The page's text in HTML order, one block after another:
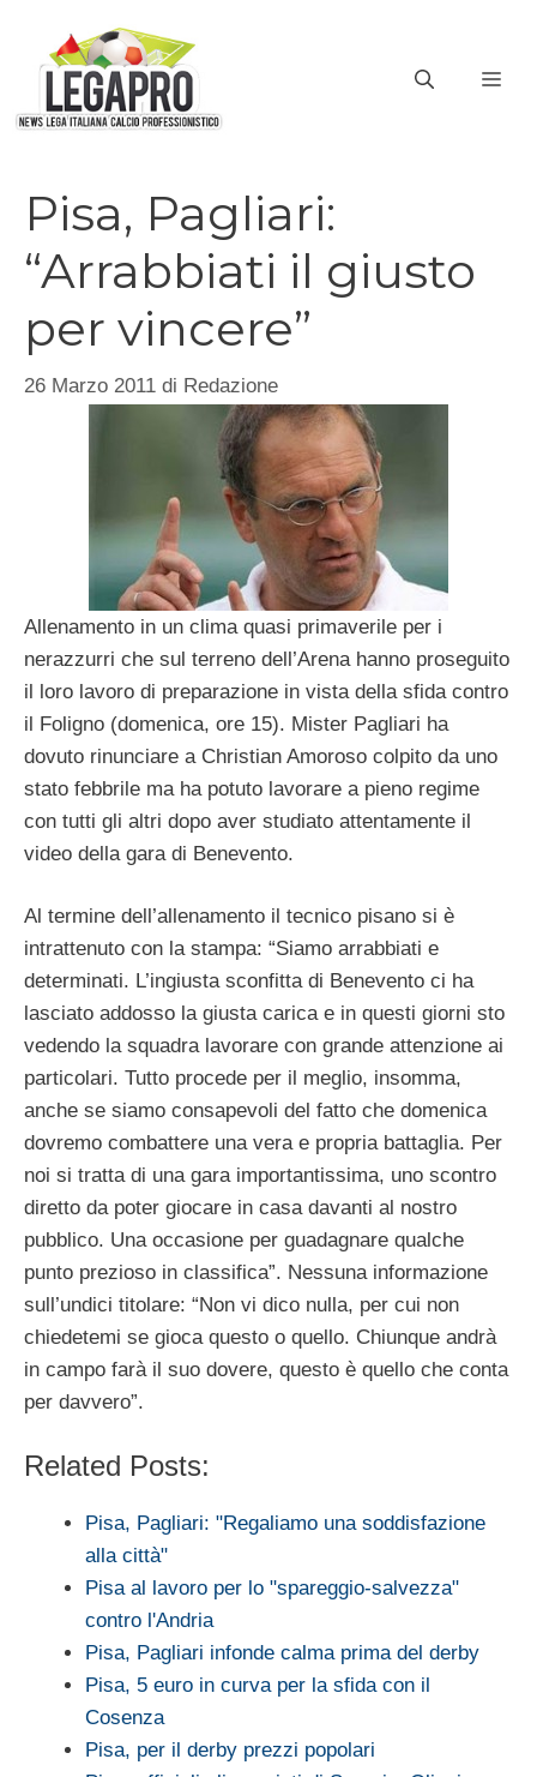
contenuto
Pisa, Pagliari:
“Arrabbiati il giusto
per vincere”
26 Marzo 2011 di Redazione
Allenamento in un clima quasi primaverile per i
nerazzurri che sul terreno dell’Arena hanno proseguito
il loro lavoro di preparazione in vista della sfida contro
il Foligno (domenica, ore 15). Mister Pagliari ha
dovuto rinunciare a Christian Amoroso colpito da uno
stato febbrile ma ha potuto lavorare a pieno regime
con tutti gli altri dopo aver studiato attentamente il
video della gara di Benevento.
Al termine dell’allenamento il tecnico pisano si è
intrattenuto con la stampa: “Siamo arrabbiati e
determinati. L’ingiusta sconfitta di Benevento ci ha
lasciato addosso la giusta carica e in questi giorni sto
vedendo la squadra lavorare con grande attenzione ai
particolari. Tutto procede per il meglio, insomma,
anche se siamo consapevoli del fatto che domenica
dovremo combattere una vera e propria battaglia. Per
noi si tratta di una gara importantissima, uno scontro
diretto da poter giocare in casa davanti al nostro
pubblico. Una occasione per guadagnare qualche
punto prezioso in classifica”. Nessuna informazione
sull’undici titolare: “Non vi dico nulla, per cui non
chiedetemi se gioca questo o quello. Chiunque andrà
in campo farà il suo dovere, questo è quello che conta
per davvero”.
Related Posts:
Pisa, Pagliari: "Regaliamo una soddisfazione
alla città"
Pisa al lavoro per lo "spareggio-salvezza"
contro l'Andria
Pisa, Pagliari infonde calma prima del derby
Pisa, 5 euro in curva per la sfida con il
Cosenza
Pisa, per il derby prezzi popolari